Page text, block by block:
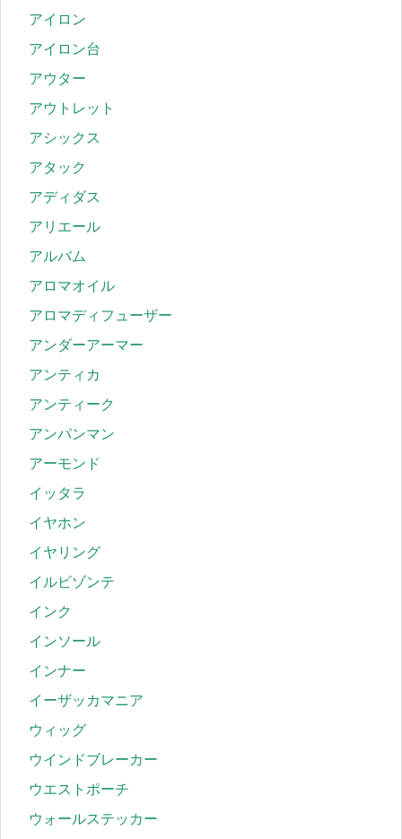
アイロン
アイロン台
アウター
アウトレット
アシックス
アタック
アディダス
アリエール
アルバム
アロマオイル
アロマディフューザー
アンダーアーマー
アンティカ
アンティーク
アンパンマン
アーモンド
イッタラ
イヤホン
イヤリング
イルビゾンテ
インク
インソール
インナー
イーザッカマニア
ウィッグ
ウインドブレーカー
ウエストポーチ
ウォールステッカー